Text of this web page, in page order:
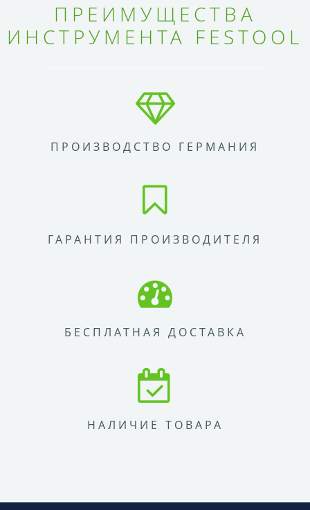
ПРЕИМУЩЕСТВА
ИНСТРУМЕНТА FESTOOL
ПРОИЗВОДСТВО ГЕРМАНИЯ
ГАРАНТИЯ ПРОИЗВОДИТЕЛЯ
БЕСПЛАТНАЯ ДОСТАВКА
НАЛИЧИЕ ТОВАРА